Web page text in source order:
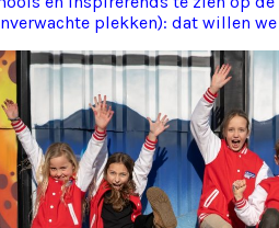
plekken): dat willen